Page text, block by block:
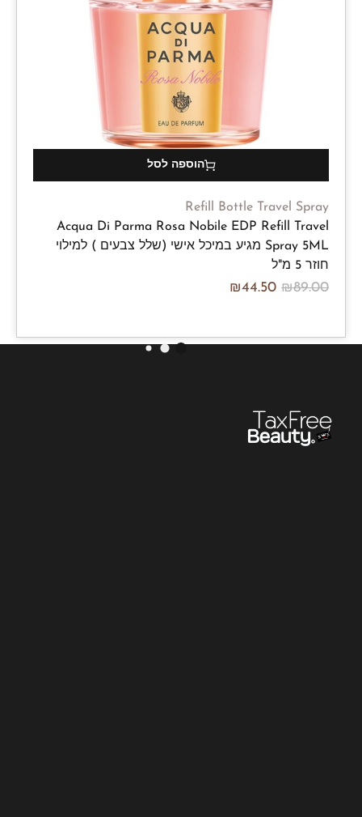
הוספה לסל
Refill Bottle Travel Spray
Acqua Di Parma Rosa Nobile EDP Refill Travel
Spray 5ML מגיע במיכל אישי (שלל צבעים ) למילוי
חוזר 5 מ"ל
₪89.00
₪44.50